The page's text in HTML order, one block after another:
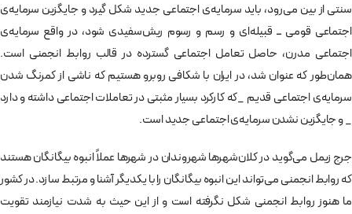
سنتی از بين می‌رود، بايد سرمايه‌ی اجتماعی جديد شكل گيرد و جايگزين سرمايه‌ی
اجتماعی قومی ــ قبيله‌ای و رسم و رسوم ريش‌سفيدی شود، در واقع سرمايه‌ی
اجتماعی مدرن، حاصل تعامل اجتماعی گسترده در قالب روابط انجمنی است.
همان‌طور كه عنوان شد، در ايران با شكافی روبرو هستيم كه ناشی از كمرنگ شدن
سرمايه‌ی اجتماعی قديم _كه كاركرد بسيار مثبتی در تعاملات اجتماعی داشته و دارد
_ و جايگزين نشدن سرمايه‌ی اجتماعی جديد است.
جرج زيمل می‌گويد در كلان‌شهرها شهروندان در شهرها عملاً انبوه بيگانگان هستند
كه روابط انجمنی می‌تواند اين انبوه بيگانگان را با يكديگر آشنا و مرتبط سازد. در كشور
ما هنوز روابط انجمنی شكل نگرفته است و از اين حيث به شدت نيازمند تقويت